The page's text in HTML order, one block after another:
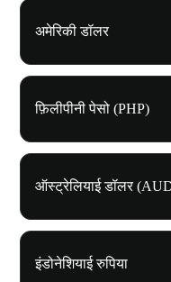
अमेरिकी डॉलर
फ़िलीपीनी पेसो (PHP)
ऑस्ट्रेलियाई डॉलर
इंडोनेशियाई रुपिया